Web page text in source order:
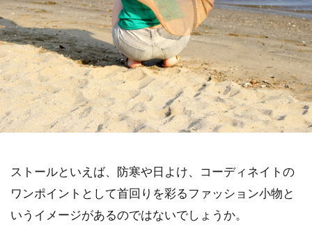
ストールといえば、防寒や日よけ、コーディネイトの
ワンポイントとして首回りを彩るファッション小物と
いうイメージがあるのではないでしょうか。